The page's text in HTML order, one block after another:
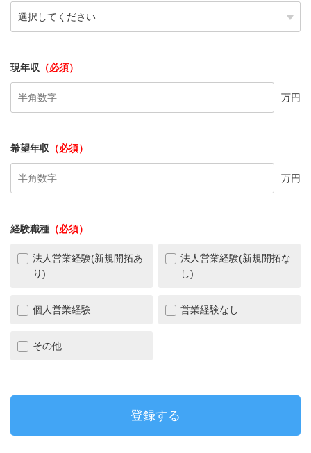
現年収 （必須）
万円
希望年収 （必須）
万円
経験職種 （必須）
法人営業経験(新規開拓あ
り)
法人営業経験(新規開拓な
し)
個人営業経験 営業経験なし
その他